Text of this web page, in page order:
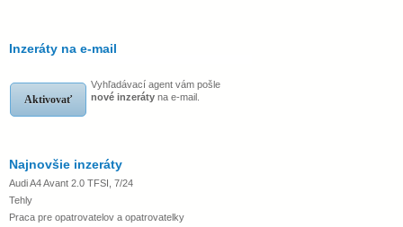
Inzeráty na e-mail
Aktivovať
Vyhľadávací agent vám pošle
nové inzeráty na e-mail.
Najnovšie inzeráty
Audi A4 Avant 2.0 TFSI, 7/24
Tehly
Praca pre opatrovatelov a opatrovatelky